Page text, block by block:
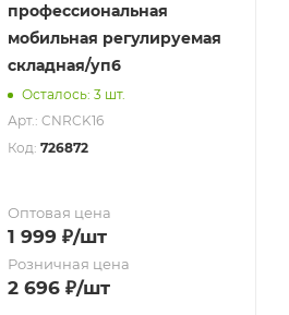
профессиональная
мобильная регулируемая
складная/уп6
Осталось: 3 шт.
Арт.: CNRCK16
Код:726872
Оптовая цена
1 999 ₽/шт
Розничная цена
2 696 ₽/шт